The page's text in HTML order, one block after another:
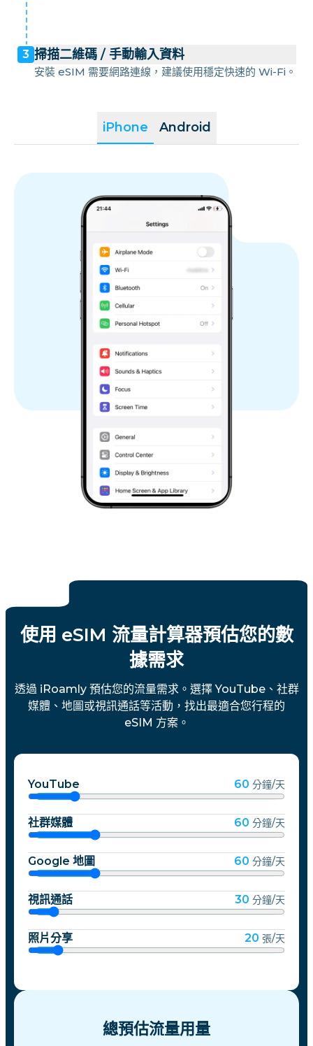
iPhone Android
3 掃描二維碼 / 手動輸入資料
安裝 eSIM 需要網路連線，建議使用穩定快速的 Wi-Fi。
使用 eSIM 流量計算器預估您的數
據需求
透過 iRoamly 預估您的流量需求。選擇 YouTube、社群
媒體、地圖或視訊通話等活動，找出最適合您行程的
eSIM 方案。
YouTube 60 分鐘/天
社群媒體 60 分鐘/天
Google 地圖 60 分鐘/天
視訊通話 30 分鐘/天
照片分享 20 張/天
總預估流量用量